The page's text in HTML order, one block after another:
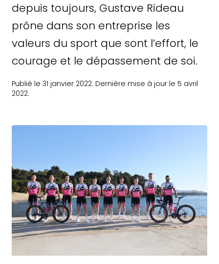
depuis toujours, Gustave Rideau
prône dans son entreprise les
valeurs du sport que sont l’effort, le
courage et le dépassement de soi.
Publié le 31 janvier 2022. Dernière mise à jour le 5 avril
2022.